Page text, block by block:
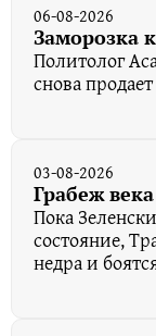
06-08-2026
Заморозка
Политолог
снова
03-08-2026
Грабеж
Пока
состояние,
недра и